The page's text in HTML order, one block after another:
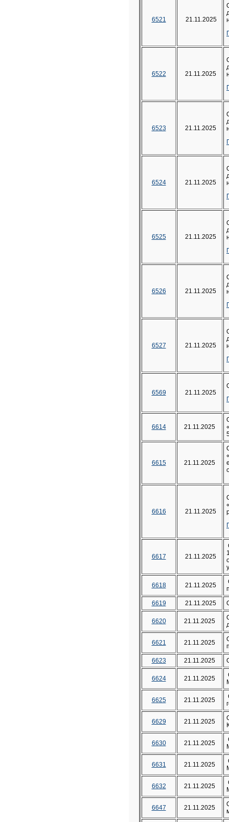
6521 21.11.2025
6522 21.11.2025
6523 21.11.2025
6524 21.11.2025
6525 21.11.2025
6526 21.11.2025
6527 21.11.2025
6569 21.11.2025
6614 21.11.2025
6615 21.11.2025
6616 21.11.2025
6617 21.11.2025
6618 21.11.2025
6619
21.11.2025
6620 21.11.2025
6621 21.11.2025
6623
21.11.2025
6624 21.11.2025
6625 21.11.2025
6629 21.11.2025
6630 21.11.2025
6631 21.11.2025
6632 21.11.2025
6647 21.11.2025